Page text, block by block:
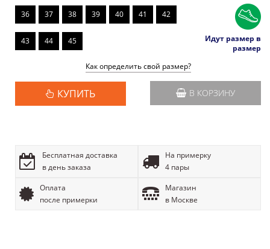
36 37 38 39 40 41 42
43 44 45
Идут размер в
размер
Как определить свой размер?
КУПИТЬ В КОРЗИНУ
Бесплатная доставка
в день заказа
На примерку
4 пары
Оплата
после примерки
Магазин
в Москве